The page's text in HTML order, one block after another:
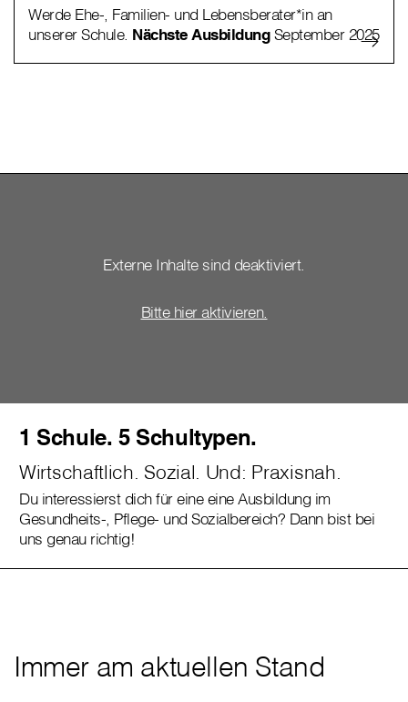
Werde Ehe-, Familien- und Lebensberater*in an
unserer Schule. Nächste AusbildungSeptember 2025
Externe Inhalte sind deaktiviert.
Bitte hier aktivieren.
1 Schule. 5 Schultypen.
Wirtschaftlich. Sozial. Und: Praxisnah.
Du interessierst dich für eine eine Ausbildung im
Gesundheits-, Pflege- und Sozialbereich? Dann bist bei
uns genau richtig!
Immer am aktuellen Stand